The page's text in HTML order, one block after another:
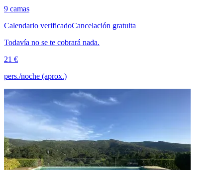
9 camas
Calendario verificadoCancelación gratuita
Todavía no se te cobrará nada.
21 €
pers./noche (aprox.)